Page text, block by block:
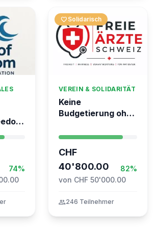
74%
favorite Solidarisch
VEREIN & SOLIDARITÄT
Keine
Budgetierung ohne
– TARDOC-
Höchstgrenze
unabhängig prüfen
CHF
40'800.00
82%
von CHF 50'000.00
group246 Teilnehmer